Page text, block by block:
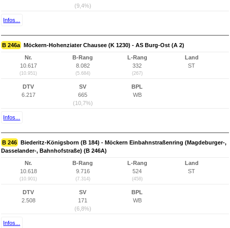
(9,4%)
Infos...
B 246a Möckern-Hohenziater Chausee (K 1230) - AS Burg-Ost (A 2)
Nr.
10.617
(10.951)
B-Rang
8.082
(5.684)
L-Rang
332
(267)
Land
ST
DTV
6.217
SV
665
(10,7%)
BPL
WB
Infos...
B 246 Biederitz-Königsborn (B 184) - Möckern Einbahnstraßenring (Magdeburger-,
Dasselander-, Bahnhofstraße) (B 246A)
Nr.
10.618
(10.901)
B-Rang
9.716
(7.314)
L-Rang
524
(458)
Land
ST
DTV
2.508
SV
171
(6,8%)
BPL
WB
Infos...